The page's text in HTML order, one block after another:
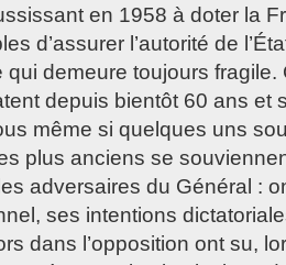
en 1958 à doter la
d’assurer l’autorité de
qui demeure toujours fragile.
depuis bientôt 60 ans et
même si quelques uns
plus anciens se
adversaires du Général :
ses intentions
dans l’opposition ont su,